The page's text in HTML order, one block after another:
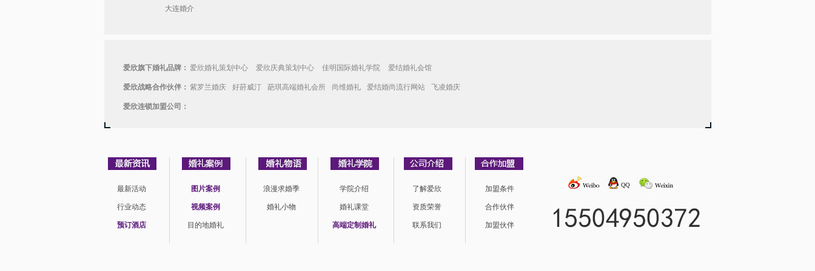
大连婚介
爱欣旗下婚礼品牌： 爱欣婚礼策划中心 爱欣庆典策划中心 佳明国际婚礼学院 爱结婚礼会馆
爱欣战略合作伙伴： 紫罗兰婚庆 好莳威汀 葩琪高端婚礼会所 尚维婚礼 爱结婚尚流行网站 飞凌婚庆
爱欣连锁加盟公司：
最新活动
行业动态
预订酒店
图片案例
视频案例
目的地婚礼
浪漫求婚季
婚礼小物
学院介绍
婚礼课堂
高端定制婚礼
了解爱欣
资质荣誉
联系我们
加盟条件
合作伙伴
加盟伙伴